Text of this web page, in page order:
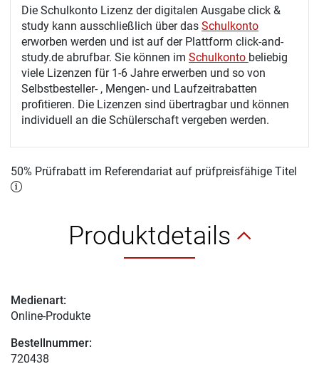
Die Schulkonto Lizenz der digitalen Ausgabe click &
study kann ausschließlich über das Schulkonto
erworben werden und ist auf der Plattform click-and-
study.de abrufbar. Sie können im Schulkonto beliebig
viele Lizenzen für 1-6 Jahre erwerben und so von
Selbstbesteller- , Mengen- und Laufzeitrabatten
profitieren. Die Lizenzen sind übertragbar und können
individuell an die Schülerschaft vergeben werden.
50% Prüfrabatt im Referendariat auf prüfpreisfähige Titel
Produktdetails
Medienart:
Online-Produkte
Bestellnummer:
720438